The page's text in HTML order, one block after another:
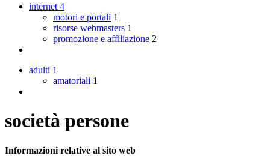
internet 4
motori e portali 1
risorse webmasters 1
promozione e affiliazione 2
adulti 1
amatoriali 1
società persone
Informazioni relative al sito web